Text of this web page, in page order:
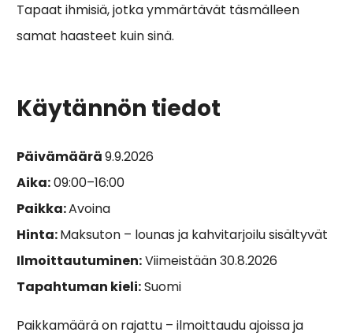
Tapaat ihmisiä, jotka ymmärtävät täsmälleen
samat haasteet kuin sinä.
Käytännön tiedot
Päivämäärä9.9.2026
Aika:09:00–16:00
Paikka:Avoina
Hinta:Maksuton – lounas ja kahvitarjoilu sisältyvät
Ilmoittautuminen:Viimeistään 30.8.2026
Tapahtuman kieli:Suomi
Paikkamäärä on rajattu – ilmoittaudu ajoissa ja